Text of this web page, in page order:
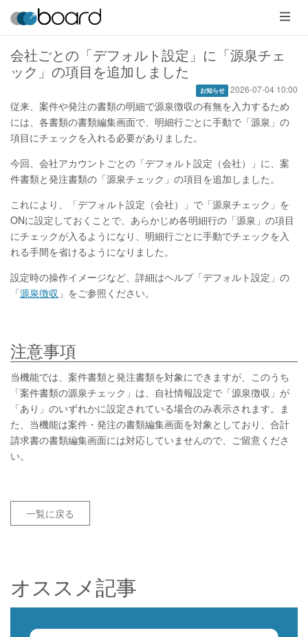
メ
ニ
ュ
ー
会社ごとの「デフォルト設定」に「源泉チェ
ック」の項目を追加しました
お知らせ 2026-07-04 10:00
従来、案件や発注の書類の明細で源泉徴収の有無を入力するため
には、各書類の書類編集画面で、明細行ごとに手動で「源泉」の
項目にチェックを入れる必要がありました。
今回、会社アカウントごとの「デフォルト設定（会社）」に、案
件書類と発注書類の「源泉チェック」の項目を追加しました。
これにより、「デフォルト設定（会社）」で「源泉チェック」を
ONに設定しておくことで、あらかじめ各明細行の「源泉」の項目
にチェックが入るようになり、明細行ごとに手動でチェックを入
れる手間を省けるようになりました。
設定時の操作イメージなど、詳細はヘルプ「デフォルト設定」の
「源泉徴収 」をご参照ください。
注意事項
当機能では、案件書類と発注書類を対象にできますが、このうち
「案件書類の源泉チェック」は、自社情報設定で「源泉徴収」が
「あり」のいずれかに設定されている場合のみ表示されます。ま
た、当機能は案件・発注の書類編集画面を対象としており、合計
請求書の書類編集画面には対応していませんので、ご留意くださ
い。
一覧に戻る
オススメ記事